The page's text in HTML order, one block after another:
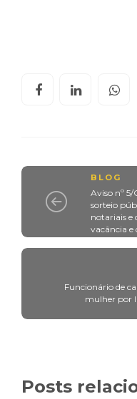
BLOG
Aviso nº
sorteio
notariais e
vacância e
Funcionário de
mulher por
Posts